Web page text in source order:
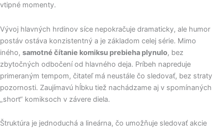
vtipné momenty.
Vývoj hlavných hrdinov síce nepokračuje dramaticky, ale humor
postáv ostáva konzistentný a je základom celej série. Mimo
iného, samotné čítanie komiksu prebieha plynulo, bez
zbytočných odbočení od hlavného deja. Príbeh napreduje
primeraným tempom, čitateľ má neustále čo sledovať, bez straty
pozornosti. Zaujímavú hĺbku tiež nachádzame aj v spomínaných
„short“ komiksoch v závere diela.
Štruktúra je jednoduchá a lineárna, čo umožňuje sledovať akcie